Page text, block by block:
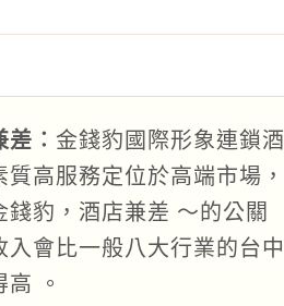
差︰金錢豹國際形象連鎖酒
質高服務定位於高端市場，
錢豹，酒店兼差 ～的公關
入會比一般八大行業的台中
。